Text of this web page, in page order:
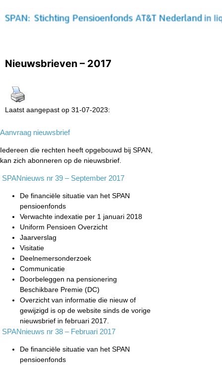
Nieuwsbrieven – 2017
Laatst aangepast op 31-07-2023:
Aanvraag nieuwsbrief
Iedereen die rechten heeft opgebouwd bij SPAN,
kan zich abonneren op de nieuwsbrief.
SPANnieuws nr 39 – September 2017
De financiële situatie van het SPAN
pensioenfonds
Verwachte indexatie per 1 januari 2018
Uniform Pensioen Overzicht
Jaarverslag
Visitatie
Deelnemersonderzoek
Communicatie
Doorbeleggen na pensionering
Beschikbare Premie (DC)
Overzicht van informatie die nieuw of
gewijzigd is op de website sinds de vorige
nieuwsbrief in februari 2017.
SPANnieuws nr 38 – Februari 2017
De financiële situatie van het SPAN
pensioenfonds